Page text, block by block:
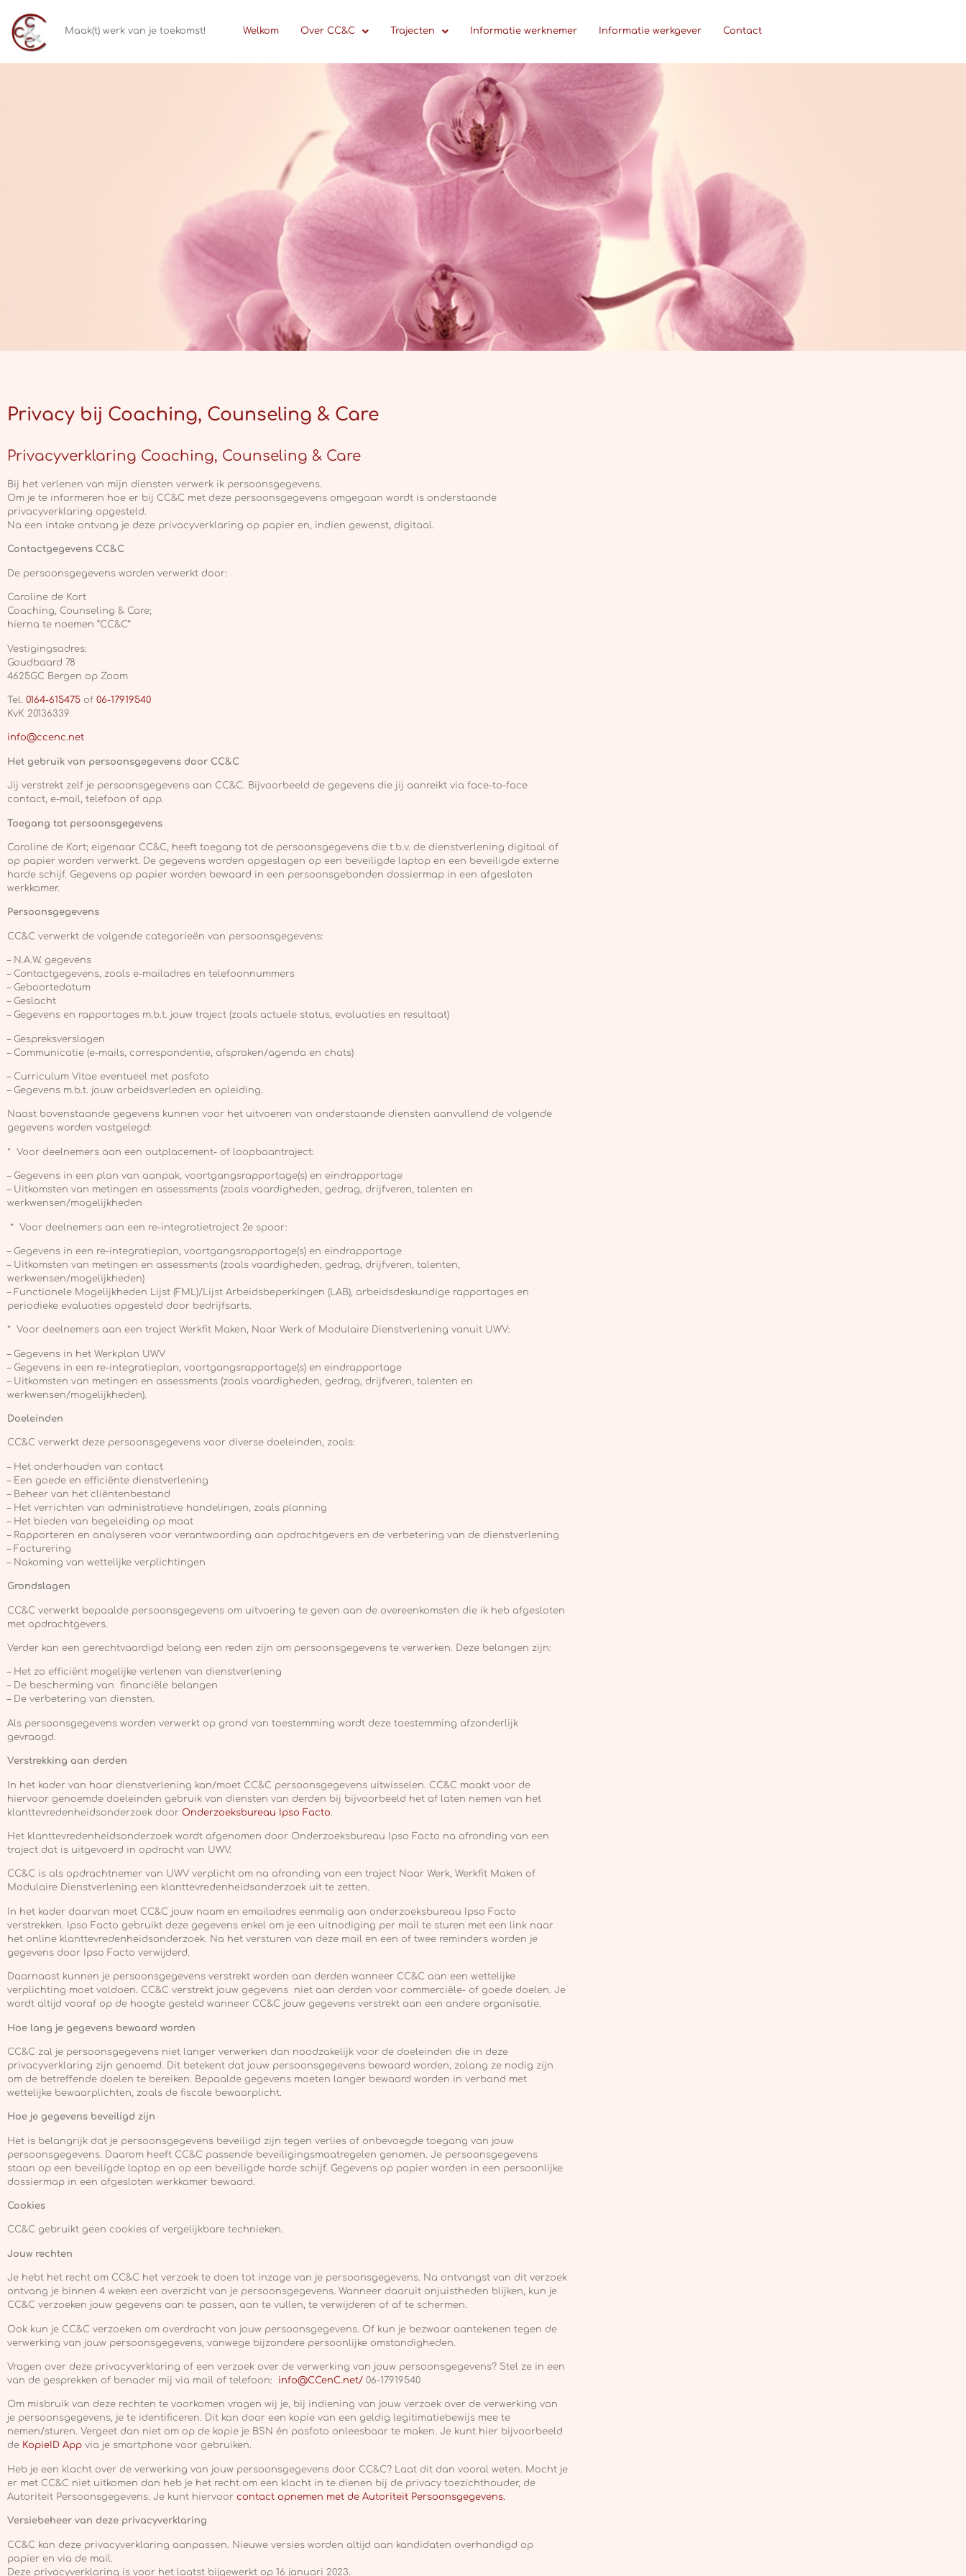
Maak(t) werk van je toekomst! Welkom Over CC&C Trajecten Informatie werknemer Informatie werkgever Contact
Privacy bij Coaching, Counseling & Care
Privacyverklaring Coaching, Counseling & Care
Bij het verlenen van mijn diensten verwerk ik persoonsgegevens.
Om je te informeren hoe er bij CC&C met deze persoonsgegevens omgegaan wordt is onderstaande
privacyverklaring opgesteld.
Na een intake ontvang je deze privacyverklaring op papier en, indien gewenst, digitaal.
Contactgegevens CC&C
De persoonsgegevens worden verwerkt door:
Caroline de Kort
Coaching, Counseling & Care;
hierna te noemen “CC&C”
Vestigingsadres:
Goudbaard 78
4625GC Bergen op Zoom
Tel. 0164-615475 of 06-17919540
KvK 20136339
info@ccenc.net
Het gebruik van persoonsgegevens door CC&C
Jij verstrekt zelf je persoonsgegevens aan CC&C. Bijvoorbeeld de gegevens die jij aanreikt via face-to-face
contact, e-mail, telefoon of app.
Toegang tot persoonsgegevens
Caroline de Kort; eigenaar CC&C, heeft toegang tot de persoonsgegevens die t.b.v. de dienstverlening digitaal of
op papier worden verwerkt. De gegevens worden opgeslagen op een beveiligde laptop en een beveiligde externe
harde schijf. Gegevens op papier worden bewaard in een persoonsgebonden dossiermap in een afgesloten
werkkamer.
Persoonsgegevens
CC&C verwerkt de volgende categorieën van persoonsgegevens:
– N.A.W. gegevens
– Contactgegevens, zoals e-mailadres en telefoonnummers
– Geboortedatum
– Geslacht
– Gegevens en rapportages m.b.t. jouw traject (zoals actuele status, evaluaties en resultaat)
– Gespreksverslagen
– Communicatie (e-mails, correspondentie, afspraken/agenda en chats)
– Curriculum Vitae eventueel met pasfoto
– Gegevens m.b.t. jouw arbeidsverleden en opleiding.
Naast bovenstaande gegevens kunnen voor het uitvoeren van onderstaande diensten aanvullend de volgende
gegevens worden vastgelegd:
* Voor deelnemers aan een outplacement- of loopbaantraject:
– Gegevens in een plan van aanpak, voortgangsrapportage(s) en eindrapportage
– Uitkomsten van metingen en assessments (zoals vaardigheden, gedrag, drijfveren, talenten en
werkwensen/mogelijkheden
* Voor deelnemers aan een re-integratietraject 2e spoor:
– Gegevens in een re-integratieplan, voortgangsrapportage(s) en eindrapportage
– Uitkomsten van metingen en assessments (zoals vaardigheden, gedrag, drijfveren, talenten,
werkwensen/mogelijkheden)
– Functionele Mogelijkheden Lijst (FML)/Lijst Arbeidsbeperkingen (LAB), arbeidsdeskundige rapportages en
periodieke evaluaties opgesteld door bedrijfsarts.
* Voor deelnemers aan een traject Werkfit Maken, Naar Werk of Modulaire Dienstverlening vanuit UWV:
– Gegevens in het Werkplan UWV
– Gegevens in een re-integratieplan, voortgangsrapportage(s) en eindrapportage
– Uitkomsten van metingen en assessments (zoals vaardigheden, gedrag, drijfveren, talenten en
werkwensen/mogelijkheden).
Doeleinden
CC&C verwerkt deze persoonsgegevens voor diverse doeleinden, zoals:
– Het onderhouden van contact
– Een goede en efficiënte dienstverlening
– Beheer van het cliëntenbestand
– Het verrichten van administratieve handelingen, zoals planning
– Het bieden van begeleiding op maat
– Rapporteren en analyseren voor verantwoording aan opdrachtgevers en de verbetering van de dienstverlening
– Facturering
– Nakoming van wettelijke verplichtingen
Grondslagen
CC&C verwerkt bepaalde persoonsgegevens om uitvoering te geven aan de overeenkomsten die ik heb afgesloten
met opdrachtgevers.
Verder kan een gerechtvaardigd belang een reden zijn om persoonsgegevens te verwerken. Deze belangen zijn:
– Het zo efficiënt mogelijke verlenen van dienstverlening
– De bescherming van financiële belangen
– De verbetering van diensten.
Als persoonsgegevens worden verwerkt op grond van toestemming wordt deze toestemming afzonderlijk
gevraagd.
Verstrekking aan derden
In het kader van haar dienstverlening kan/moet CC&C persoonsgegevens uitwisselen. CC&C maakt voor de
hiervoor genoemde doeleinden gebruik van diensten van derden bij bijvoorbeeld het af laten nemen van het
klanttevredenheidsonderzoek door Onderzoeksbureau Ipso Facto.
Het klanttevredenheidsonderzoek wordt afgenomen door Onderzoeksbureau Ipso Facto na afronding van een
traject dat is uitgevoerd in opdracht van UWV.
CC&C is als opdrachtnemer van UWV verplicht om na afronding van een traject Naar Werk, Werkfit Maken of
Modulaire Dienstverlening een klanttevredenheidsonderzoek uit te zetten.
In het kader daarvan moet CC&C jouw naam en emailadres eenmalig aan onderzoeksbureau Ipso Facto
verstrekken. Ipso Facto gebruikt deze gegevens enkel om je een uitnodiging per mail te sturen met een link naar
het online klanttevredenheidsonderzoek. Na het versturen van deze mail en een of twee reminders worden je
gegevens door Ipso Facto verwijderd.
Daarnaast kunnen je persoonsgegevens verstrekt worden aan derden wanneer CC&C aan een wettelijke
verplichting moet voldoen. CC&C verstrekt jouw gegevens niet aan derden voor commerciële- of goede doelen. Je
wordt altijd vooraf op de hoogte gesteld wanneer CC&C jouw gegevens verstrekt aan een andere organisatie.
Hoe lang je gegevens bewaard worden
CC&C zal je persoonsgegevens niet langer verwerken dan noodzakelijk voor de doeleinden die in deze
privacyverklaring zijn genoemd. Dit betekent dat jouw persoonsgegevens bewaard worden, zolang ze nodig zijn
om de betreffende doelen te bereiken. Bepaalde gegevens moeten langer bewaard worden in verband met
wettelijke bewaarplichten, zoals de fiscale bewaarplicht.
Hoe je gegevens beveiligd zijn
Het is belangrijk dat je persoonsgegevens beveiligd zijn tegen verlies of onbevoegde toegang van jouw
persoonsgegevens. Daarom heeft CC&C passende beveiligingsmaatregelen genomen. Je persoonsgegevens
staan op een beveiligde laptop en op een beveiligde harde schijf. Gegevens op papier worden in een persoonlijke
dossiermap in een afgesloten werkkamer bewaard.
Cookies
CC&C gebruikt geen cookies of vergelijkbare technieken.
Jouw rechten
Je hebt het recht om CC&C het verzoek te doen tot inzage van je persoonsgegevens. Na ontvangst van dit verzoek
ontvang je binnen 4 weken een overzicht van je persoonsgegevens. Wanneer daaruit onjuistheden blijken, kun je
CC&C verzoeken jouw gegevens aan te passen, aan te vullen, te verwijderen of af te schermen.
Ook kun je CC&C verzoeken om overdracht van jouw persoonsgegevens. Of kun je bezwaar aantekenen tegen de
verwerking van jouw persoonsgegevens, vanwege bijzondere persoonlijke omstandigheden.
Vragen over deze privacyverklaring of een verzoek over de verwerking van jouw persoonsgegevens? Stel ze in een
van de gesprekken of benader mij via mail of telefoon: info@CCenC.net/ 06-17919540
Om misbruik van deze rechten te voorkomen vragen wij je, bij indiening van jouw verzoek over de verwerking van
je persoonsgegevens, je te identificeren. Dit kan door een kopie van een geldig legitimatiebewijs mee te
nemen/sturen. Vergeet dan niet om op de kopie je BSN én pasfoto onleesbaar te maken. Je kunt hier bijvoorbeeld
de KopieID App via je smartphone voor gebruiken.
Heb je een klacht over de verwerking van jouw persoonsgegevens door CC&C? Laat dit dan vooral weten. Mocht je
er met CC&C niet uitkomen dan heb je het recht om een klacht in te dienen bij de privacy toezichthouder, de
Autoriteit Persoonsgegevens. Je kunt hiervoor contact opnemen met de Autoriteit Persoonsgegevens.
Versiebeheer van deze privacyverklaring
CC&C kan deze privacyverklaring aanpassen. Nieuwe versies worden altijd aan kandidaten overhandigd op
papier en via de mail.
Deze privacyverklaring is voor het laatst bijgewerkt op 16 januari 2023.